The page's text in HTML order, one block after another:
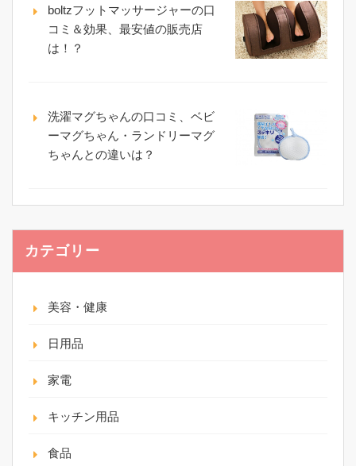
boltzフットマッサージャーの口
コミ＆効果、最安値の販売店
は！？
洗濯マグちゃんの口コミ、ベビ
ーマグちゃん・ランドリーマグ
ちゃんとの違いは？
カテゴリー
美容・健康
日用品
家電
キッチン用品
食品